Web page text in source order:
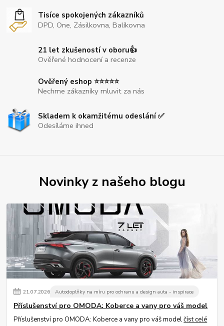
Tisíce spokojených zákazníků
DPD, One, Zásilkovna, Balíkovna
21 let zkušeností v oboru👍
Ověřené hodnocení a recenze
Ověřený eshop ⭐⭐⭐⭐⭐
Nechme zákazníky mluvit za nás
Skladem k okamžitému odeslání ✅
Odesíláme ihned
Novinky z našeho blogu
21.07.2026 Autodoplňky na míru pro ochranu a design auta - inspirace
Příslušenství pro OMODA: Koberce a vany pro váš model
Příslušenství pro OMODA: Koberce a vany pro váš modelčíst celé